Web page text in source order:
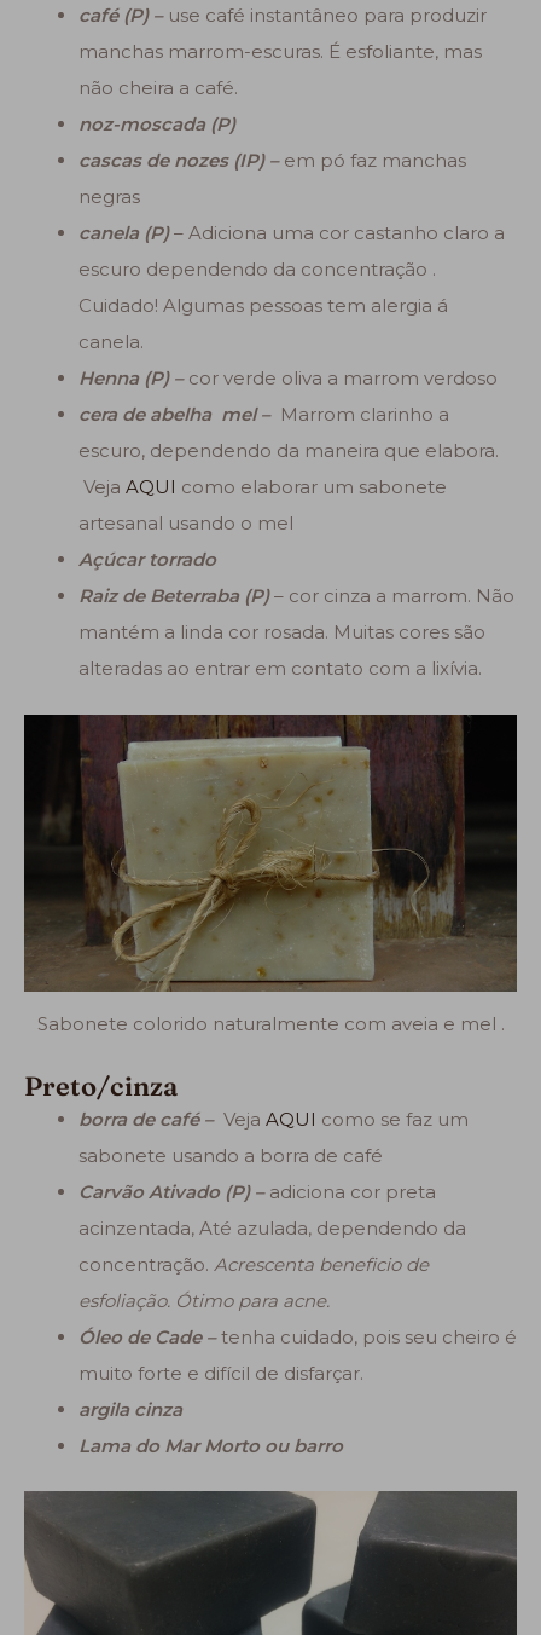
café (P) – use café instantâneo para produzir
manchas marrom-escuras. É esfoliante, mas
não cheira a café.
noz-moscada (P)
cascas de nozes (IP) –em pó faz manchas
negras
canela (P) – Adiciona uma cor castanho claro a
escuro dependendo da concentração .
Cuidado! Algumas pessoas tem alergia á
canela.
Henna (P) – cor verde oliva a marrom verdoso
cera de abelha mel – Marrom clarinho a
escuro, dependendo da maneira que elabora.
Veja AQUI como elaborar um sabonete
artesanal usando o mel
Açúcar torrado
Raiz de Beterraba (P)– cor cinza a marrom. Não
mantém a linda cor rosada. Muitas cores são
alteradas ao entrar em contato com a lixívia.
Sabonete colorido naturalmente com aveia e mel .
Preto/cinza
borra de café – Veja AQUI como se faz um
sabonete usando a borra de café
Carvão Ativado (P) – adiciona cor preta
acinzentada, Até azulada, dependendo da
concentração. Acrescenta beneficio de
esfoliação. Ótimo para acne.
Óleo de Cade –tenha cuidado, pois seu cheiro é
muito forte e difícil de disfarçar.
argila cinza
Lama do Mar Morto ou barro